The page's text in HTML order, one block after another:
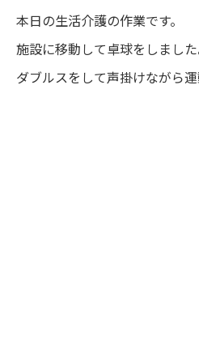
本日の生活介護の作業です。
施設に移動して卓球をしました
ダブルスをして声掛けながら運